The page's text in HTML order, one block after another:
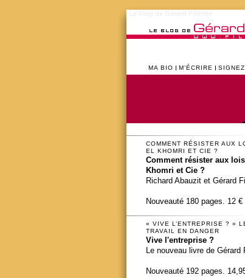
MA BIO M’ÉCRIRE
COMMENT RÉSISTER AUX
EL KHOMRI ET CIE ?
Comment résister aux
Khomri et Cie ?
Richard Abauzit et Gérard
Nouveauté 180 pages. 12 €
« VIVE L’ENTREPRISE ? »
TRAVAIL EN DANGER
Vive l'entreprise ?
Le nouveau livre de Gérard
Nouveauté 192 pages.